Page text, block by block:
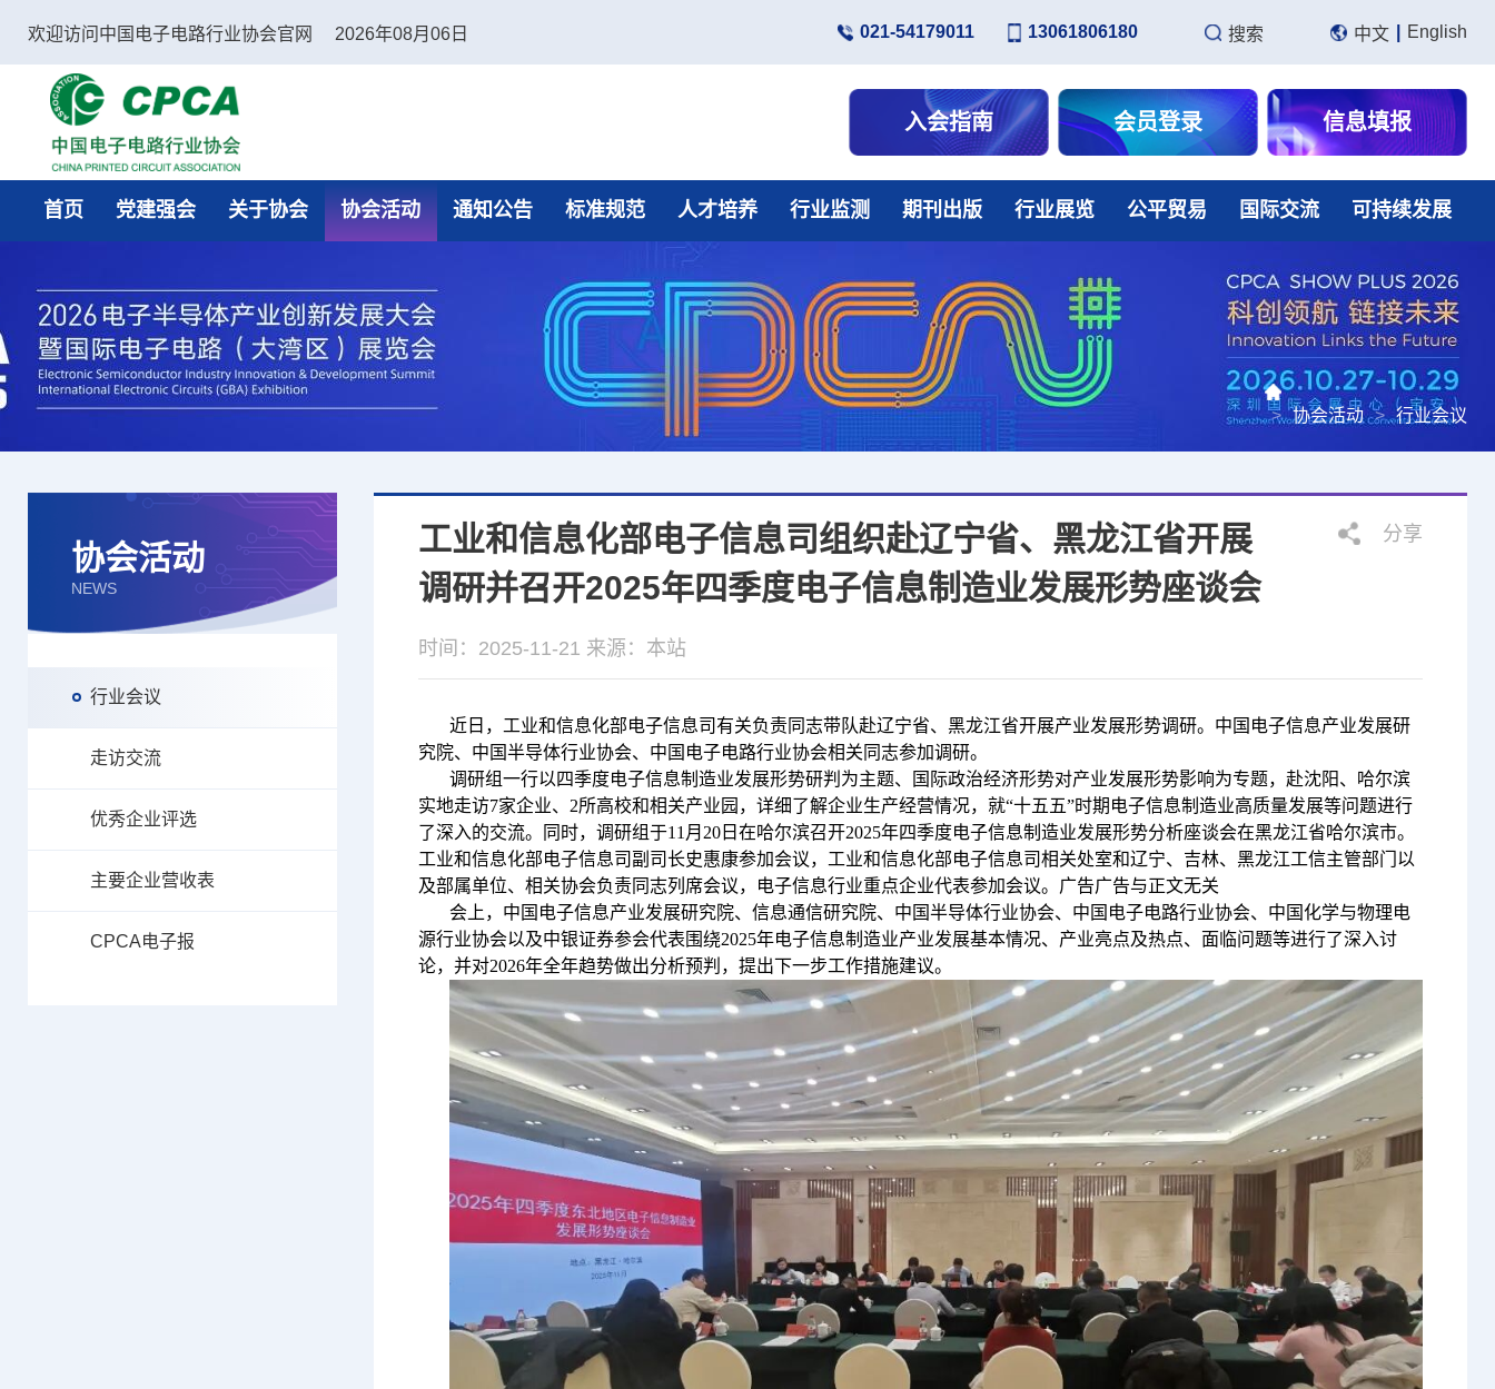
欢迎访问中国电子电路行业协会官网 2026年08月06日 021-54179011 13061806180 搜索 中文 English
中国电子电路行业协会
入会指南 会员登录 信息填报
首页 党建强会 关于协会 协会活动 通知公告 标准规范 人才培养 行业监测 期刊出版 行业展览 公平贸易 国际交流 可持续发展
> 协会活动 > 行业会议
协会活动
NEWS
行业会议
走访交流
优秀企业评选
主要企业营收表
CPCA电子报
工业和信息化部电子信息司组织赴辽宁省、黑龙江省开展
调研并召开2025年四季度电子信息制造业发展形势座谈会
分享
时间：2025-11-21 来源：本站
近日，工业和信息化部电子信息司有关负责同志带队赴辽宁省、黑龙江省开展产业发展形势调研。中国电子信息产业发展研
究院、中国半导体行业协会、中国电子电路行业协会相关同志参加调研。
调研组一行以四季度电子信息制造业发展形势研判为主题、国际政治经济形势对产业发展形势影响为专题，赴沈阳、哈尔滨
实地走访7家企业、2所高校和相关产业园，详细了解企业生产经营情况，就“十五五”时期电子信息制造业高质量发展等问题进行
了深入的交流。同时，调研组于11月20日在哈尔滨召开2025年四季度电子信息制造业发展形势分析座谈会在黑龙江省哈尔滨市。
工业和信息化部电子信息司副司长史惠康参加会议，工业和信息化部电子信息司相关处室和辽宁、吉林、黑龙江工信主管部门以
及部属单位、相关协会负责同志列席会议，电子信息行业重点企业代表参加会议。广告广告与正文无关
会上，中国电子信息产业发展研究院、信息通信研究院、中国半导体行业协会、中国电子电路行业协会、中国化学与物理电
源行业协会以及中银证券参会代表围绕2025年电子信息制造业产业发展基本情况、产业亮点及热点、面临问题等进行了深入讨
论，并对2026年全年趋势做出分析预判，提出下一步工作措施建议。